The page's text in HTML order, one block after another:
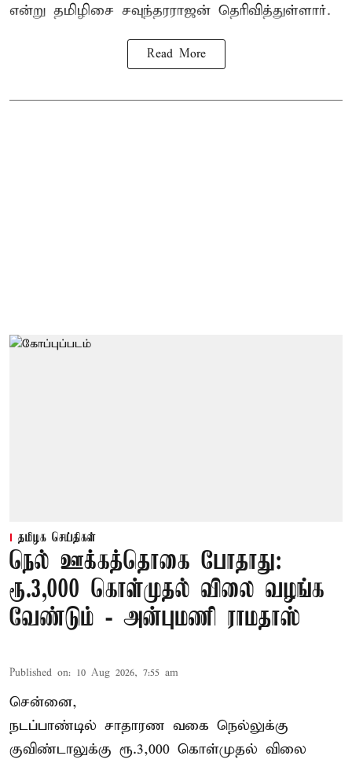
என்று தமிழிசை சவுந்தரராஜன் தெரிவித்துள்ளார்.
Read More
தமிழக செய்திகள்
நெல் ஊக்கத்தொகை போதாது:
ரூ.3,000 கொள்முதல் விலை வழங்க
வேண்டும் - அன்புமணி ராமதாஸ்
Published on: 10 Aug 2026, 7:55 am
சென்னை,
நடப்பாண்டில் சாதாரண வகை நெல்லுக்கு
குவிண்டாலுக்கு ரூ.3,000 கொள்முதல் விலை